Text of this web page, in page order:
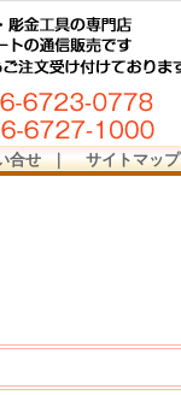
合せ｜ サイトマップ